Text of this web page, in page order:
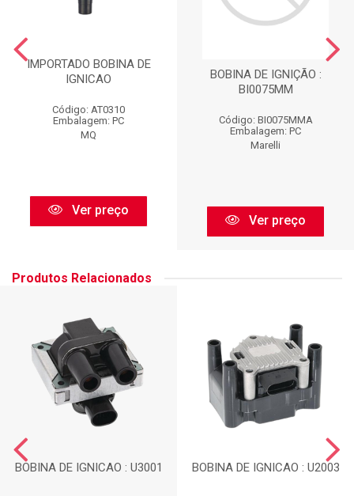
IMPORTADO BOBINA DE
IGNICAO
Código: AT0310
Embalagem: PC
MQ
Ver preço
BOBINA DE IGNIÇÃO :
BI0075MM
Código: BI0075MMA
Embalagem: PC
Marelli
Ver preço
Produtos Relacionados
BOBINA DE IGNICAO : U3001 BOBINA DE IGNICAO : U2003